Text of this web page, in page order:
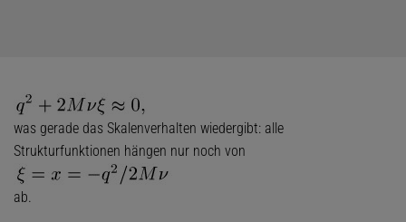
was gerade das Skalenverhalten wiedergibt: alle
Strukturfunktionen hängen nur noch von
ab.